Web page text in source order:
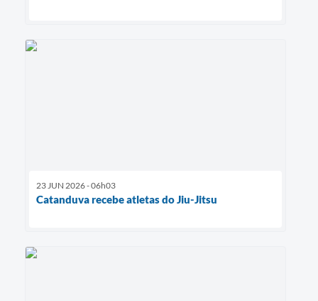
23 JUN 2026 - 06h03
Catanduva recebe atletas do Jiu-Jitsu